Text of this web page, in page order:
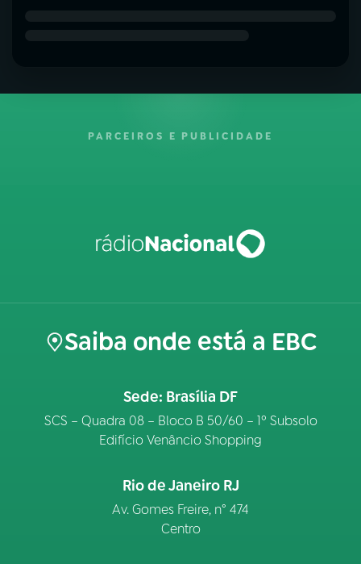
PARCEIROS E PUBLICIDADE
Saiba onde está a EBC
Sede: Brasília DF
SCS – Quadra 08 – Bloco B 50/60 – 1º Subsolo
Edifício Venâncio Shopping
Rio de Janeiro RJ
Av. Gomes Freire, n° 474
Centro